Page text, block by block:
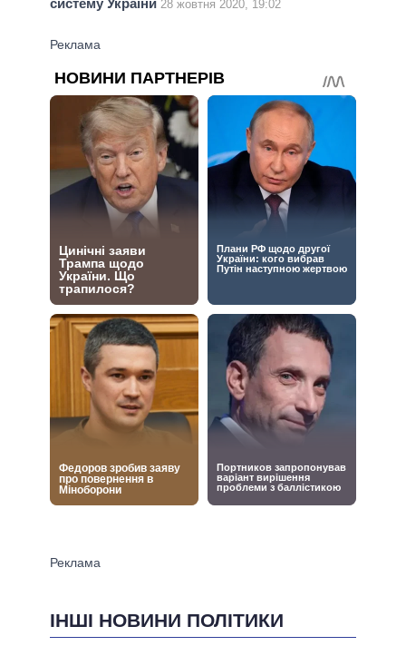
систему України 28 жовтня 2020, 19:02
ІНШІ НОВИНИ ПОЛІТИКИ